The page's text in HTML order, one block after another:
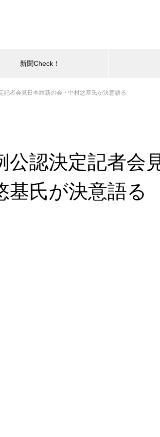
新聞Check！
記者会見日本維新の会・中村悠基氏が決意語る
認決定記者会
基氏が決意語る